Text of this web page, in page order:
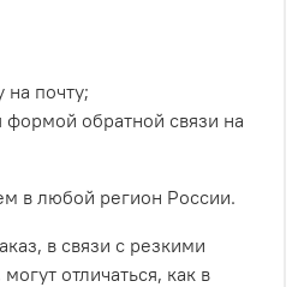
на почту;
формой обратной связи на
в любой регион России.
в связи с резкими
отличаться, как в